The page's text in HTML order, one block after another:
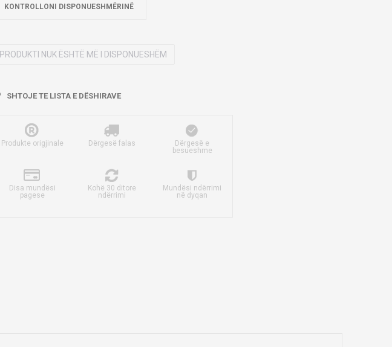
KONTROLLONI DISPONUESHMËRINË
PRODUKTI NUK ËSHTË MË I DISPONUESHËM
SHTOJE TE LISTA E DËSHIRAVE
Produkte origjinale Dërgesë falas
Dërgesë e
besueshme
Disa mundësi
pagese
Kohë 30 ditore
ndërrimi
Mundësi ndërrimi
në dyqan